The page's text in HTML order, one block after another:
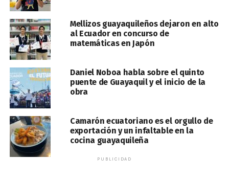
Mellizos guayaquileños dejaron en alto
al Ecuador en concurso de
matemáticas en Japón
Daniel Noboa habla sobre el quinto
puente de Guayaquil y el inicio de la
obra
Camarón ecuatoriano es el orgullo de
exportación y un infaltable en la
cocina guayaquileña
PUBLICIDAD